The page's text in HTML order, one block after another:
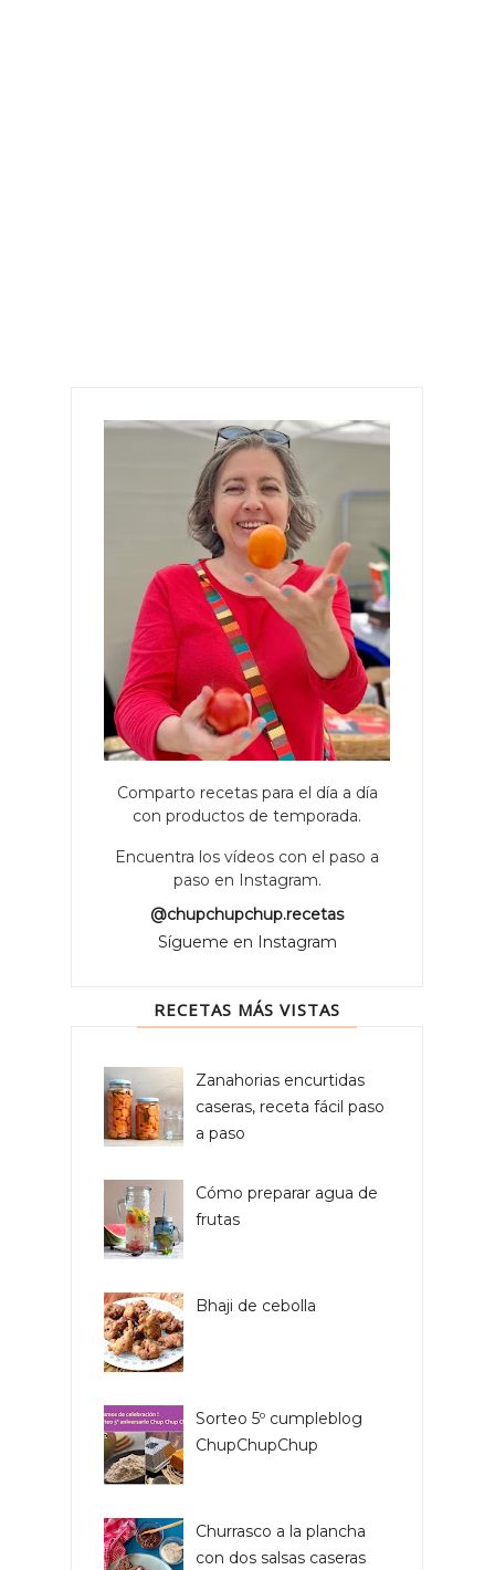
Comparto recetas para el día a día
con productos de temporada.
Encuentra los vídeos con el paso a
paso en Instagram.
@chupchupchup.recetas
Sígueme en Instagram
RECETAS MÁS VISTAS
Zanahorias encurtidas
caseras, receta fácil paso
a paso
Cómo preparar agua de
frutas
Bhaji de cebolla
Sorteo 5º cumpleblog
ChupChupChup
Churrasco a la plancha
con dos salsas caseras